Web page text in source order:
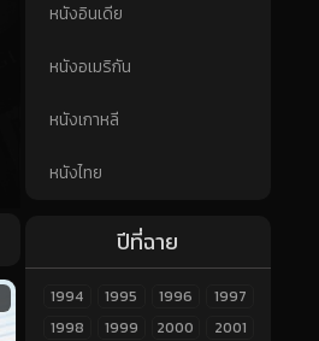
หนังอินเดีย
หนังอเมริกัน
หนังเกาหลี
หนังไทย
ปีที่ฉาย
1994 1995 1996
1997
1998
1999 2000
2001